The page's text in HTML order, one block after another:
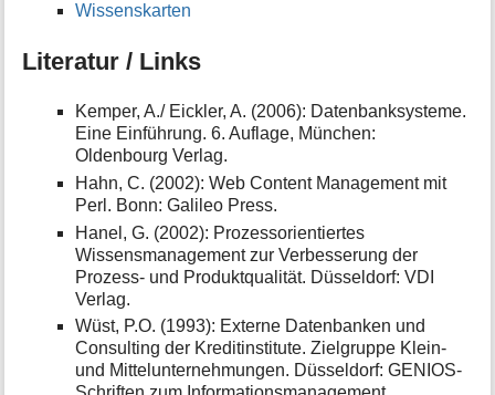
Wissenskarten
Literatur / Links
Kemper, A./ Eickler, A. (2006): Datenbanksysteme.
Eine Einführung. 6. Auflage, München:
Oldenbourg Verlag.
Hahn, C. (2002): Web Content Management mit
Perl. Bonn: Galileo Press.
Hanel, G. (2002): Prozessorientiertes
Wissensmanagement zur Verbesserung der
Prozess- und Produktqualität. Düsseldorf: VDI
Verlag.
Wüst, P.O. (1993): Externe Datenbanken und
Consulting der Kreditinstitute. Zielgruppe Klein-
und Mittelunternehmungen. Düsseldorf: GENIOS-